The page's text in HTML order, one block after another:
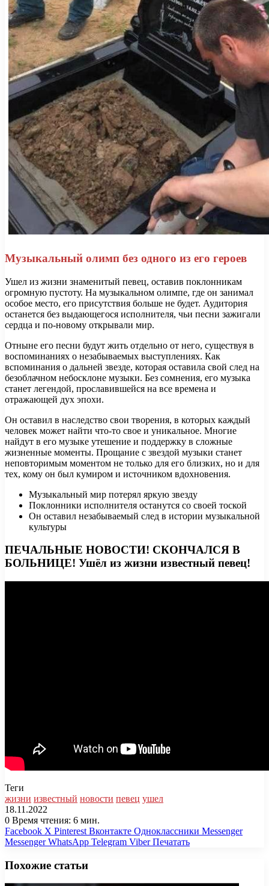
Музыкальный олимп без одного из его героев
Ушел из жизни знаменитый певец, оставив поклонникам
огромную пустоту. На музыкальном олимпе, где он занимал
особое место, его присутствия больше не будет. Аудитория
останется без выдающегося исполнителя, чьи песни зажигали
сердца и по-новому открывали мир.
Отныне его песни будут жить отдельно от него, существуя в
воспоминаниях о незабываемых выступлениях. Как
вспоминания о дальней звезде, которая оставила свой след на
безоблачном небосклоне музыки. Без сомнения, его музыка
станет легендой, прославившейся на все времена и
отражающей дух эпохи.
Он оставил в наследство свои творения, в которых каждый
человек может найти что-то свое и уникальное. Многие
найдут в его музыке утешение и поддержку в сложные
жизненные моменты. Прощание с звездой музыки станет
неповторимым моментом не только для его близких, но и для
тех, кому он был кумиром и источником вдохновения.
Музыкальный мир потерял яркую звезду
Поклонники исполнителя останутся со своей тоской
Он оставил незабываемый след в истории музыкальной
культуры
ПЕЧАЛЬНЫЕ НОВОСТИ! СКОНЧАЛСЯ В
БОЛЬНИЦЕ! Ушёл из жизни известный певец!
Теги
жизни известный новости певец ушел
18.11.2022
0 Время чтения: 6 мин.
Facebook X Pinterest Вконтакте Одноклассники Messenger
Messenger WhatsApp Telegram Viber Печатать
Похожие статьи